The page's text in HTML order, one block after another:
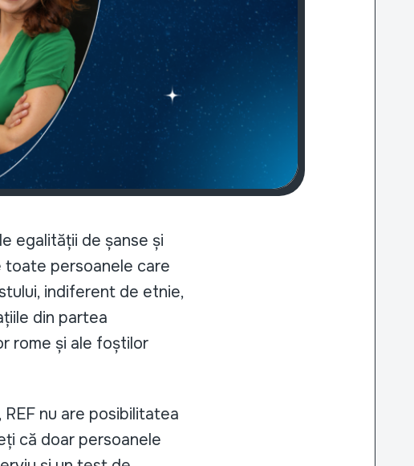
egalității de șanse și
toate persoanele care
indiferent de etnie,
din partea
rome și ale foștilor
nu are posibilitatea
că doar persoanele